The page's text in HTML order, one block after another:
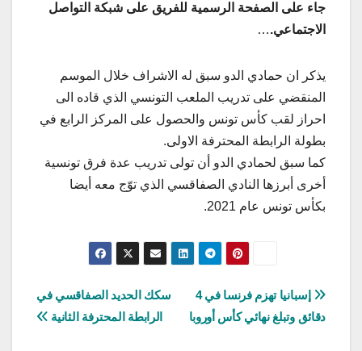
جاء على الصفحة الرسمية للفريق على شبكة التواصل
الاجتماعي.…
يذكر ان حمادي الدو سبق له الاشراف خلال الموسم
المنقضي على تدريب الملعب التونسي الذي قاده الى
احراز لقب كأس تونس والحصول على المركز الرابع في
بطولة الرابطة المحترفة الاولى.
كما سبق لحمادي الدو أن تولى تدريب عدة فرق تونسية
أخرى أبرزها النادي الصفاقسي الذي توّج معه أيضا
بكأس تونس عام 2021.
تصفّح
المقالات
سكك الحديد الصفاقسي في
الرابطة المحترفة الثانية
إسبانيا تهزم فرنسا في 4
دقائق وتبلغ نهائي كأس أوروبا